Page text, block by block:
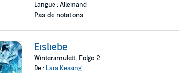
Langue : Allemand
Pas de notations
Eisliebe
Winteramulett, Folge 2
De : Lara Kessing